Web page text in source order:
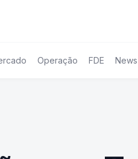
Operação FDE News